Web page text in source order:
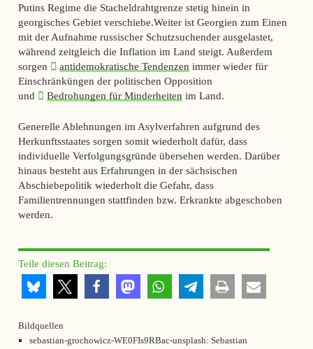
Putins Regime die Stacheldrahtgrenze stetig hinein in
georgisches Gebiet verschiebe.Weiter ist Georgien zum Einen
mit der Aufnahme russischer Schutzsuchender ausgelastet,
während zeitgleich die Inflation im Land steigt. Außerdem
sorgen
antidemokratische Tendenzen immer wieder für
Einschränküngen der politischen Opposition
und
Bedrohungen für Minderheiten im Land.
Generelle Ablehnungen im Asylverfahren aufgrund des
Herkunftsstaates sorgen somit wiederholt dafür, dass
individuelle Verfolgungsgründe übersehen werden. Darüber
hinaus besteht aus Erfahrungen in der sächsischen
Abschiebepolitik wiederholt die Gefahr, dass
Familientrennungen stattfinden bzw. Erkrankte abgeschoben
werden.
Teile diesen Beitrag:
Bildquellen
sebastian-grochowicz-WE0FIs9RBac-unsplash: Sebastian